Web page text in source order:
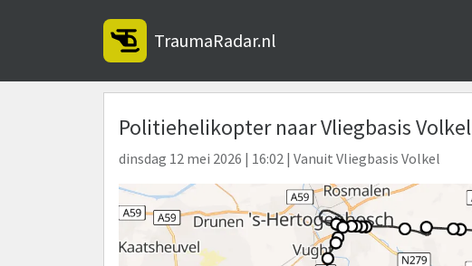
TraumaRadar.nl
Politiehelikopter naar Vliegbasis Volkel
dinsdag 12 mei 2026 | 16:02 | Vanuit Vliegbasis Volkel